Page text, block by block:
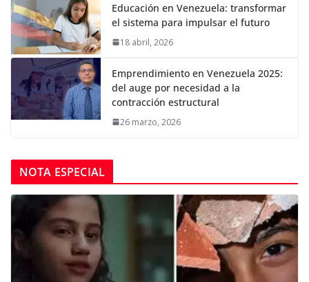
Educación en Venezuela: transformar
el sistema para impulsar el futuro
18 abril, 2026
Emprendimiento en Venezuela 2025:
del auge por necesidad a la
contracción estructural
26 marzo, 2026
NOTA ESPECIAL